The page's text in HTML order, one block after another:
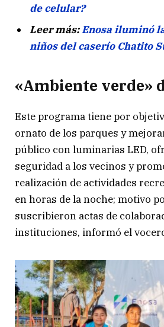
de celular?
Leer más:Enosa iluminó
niños del caserío Chatito
«Ambiente verde»
Este programa tiene por
ornato de los parques y
público con luminarias LED,
seguridad a los vecinos y
realización de actividades
en horas de la noche; motivo
suscribieron actas de
instituciones, informó el